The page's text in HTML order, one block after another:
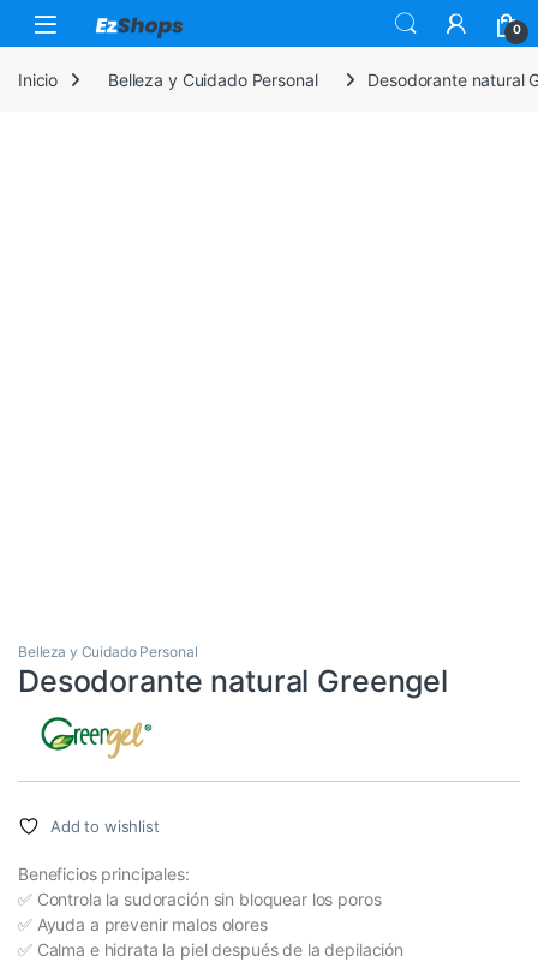
Saltar a la navegación
Saltar al contenido
0
Inicio Belleza y Cuidado Personal Desodorante natural
Belleza y Cuidado Personal
Desodorante natural Greengel
Add to wishlist
Beneficios principales:
✅ Controla la sudoración sin bloquear los poros
✅ Ayuda a prevenir malos olores
✅ Calma e hidrata la piel después de la depilación